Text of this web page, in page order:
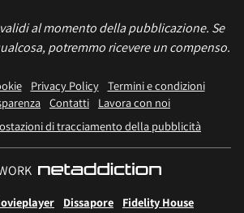
al momento della pubblicazione. Se
potremmo ricevere un compenso.
Privacy Policy
Termini e condizioni
Contatti
Lavora con noi
di tracciamento della pubblicità
Dissapore Fidelity House